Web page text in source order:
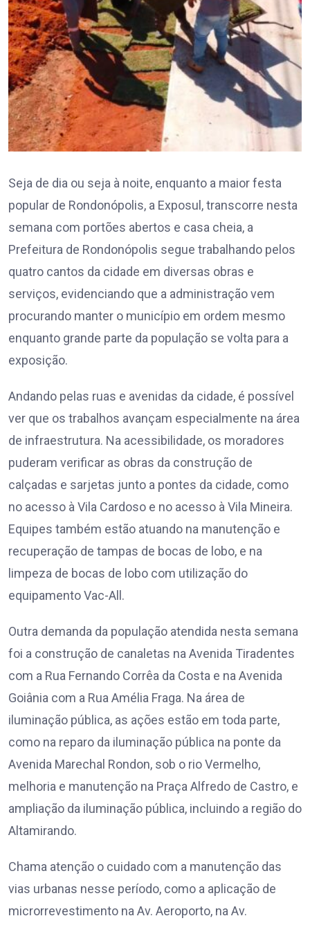
Seja de dia ou seja à noite, enquanto a maior festa
popular de Rondonópolis, a Exposul, transcorre nesta
semana com portões abertos e casa cheia, a
Prefeitura de Rondonópolis segue trabalhando pelos
quatro cantos da cidade em diversas obras e
serviços, evidenciando que a administração vem
procurando manter o município em ordem mesmo
enquanto grande parte da população se volta para a
exposição.
Andando pelas ruas e avenidas da cidade, é possível
ver que os trabalhos avançam especialmente na área
de infraestrutura. Na acessibilidade, os moradores
puderam verificar as obras da construção de
calçadas e sarjetas junto a pontes da cidade, como
no acesso à Vila Cardoso e no acesso à Vila Mineira.
Equipes também estão atuando na manutenção e
recuperação de tampas de bocas de lobo, e na
limpeza de bocas de lobo com utilização do
equipamento Vac-All.
Outra demanda da população atendida nesta semana
foi a construção de canaletas na Avenida Tiradentes
com a Rua Fernando Corrêa da Costa e na Avenida
Goiânia com a Rua Amélia Fraga. Na área de
iluminação pública, as ações estão em toda parte,
como na reparo da iluminação pública na ponte da
Avenida Marechal Rondon, sob o rio Vermelho,
melhoria e manutenção na Praça Alfredo de Castro, e
ampliação da iluminação pública, incluindo a região do
Altamirando.
Chama atenção o cuidado com a manutenção das
vias urbanas nesse período, como a aplicação de
microrrevestimento na Av. Aeroporto, na Av.